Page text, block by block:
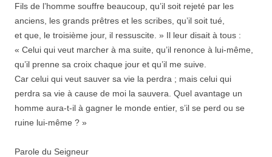
Fils de l’homme souffre beaucoup, qu’il soit rejeté par les
anciens, les grands prêtres et les scribes, qu’il soit tué,
et que, le troisième jour, il ressuscite. » Il leur disait à tous :
« Celui qui veut marcher à ma suite, qu’il renonce à lui-même,
qu’il prenne sa croix chaque jour et qu’il me suive.
Car celui qui veut sauver sa vie la perdra ; mais celui qui
perdra sa vie à cause de moi la sauvera. Quel avantage un
homme aura-t-il à gagner le monde entier, s’il se perd ou se
ruine lui-même ? »
Parole du Seigneur